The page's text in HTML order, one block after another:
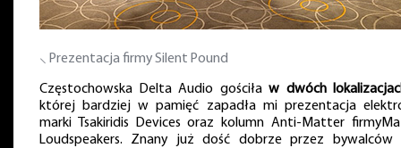
⸜ Prezentacja firmy Silent Pound
Częstochowska Delta Audio gościław dwóch
której bardziej w pamięć zapadła mi prezentacja
marki Tsakiridis Devices oraz kolumn Anti-Matter
Loudspeakers. Znany już dość dobrze przez bywalców